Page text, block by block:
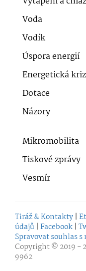
Voda
Vodík
Úspora energií
Energetická
Dotace
Názory
Mikromobilita
Tiskové zprávy
Vesmír
Tiráž & Kontakty |
údajů | Facebook |
Spravovat souhlas
Copyright © 2019 -
9962